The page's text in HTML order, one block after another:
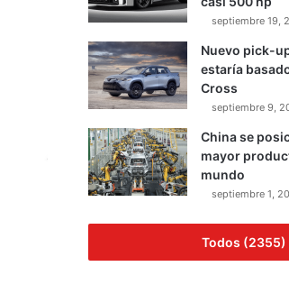
septiembre 19,
Nuevo pick-
estaría
Cross
septiembre 9,
China se
mayor
mundo
septiembre 1,
Todos (2355)